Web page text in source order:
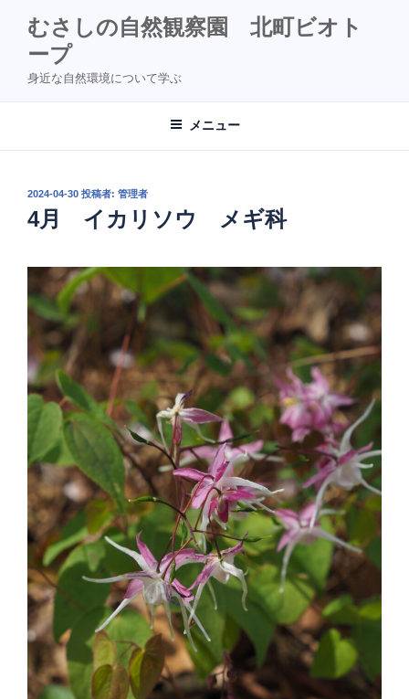
むさしの自然観察園 北町ビオト
ープ
身近な自然環境について学ぶ
メニュー
投
稿
日:
2024-04-30 投稿者: 管理者
4月 イカリソウ メギ科